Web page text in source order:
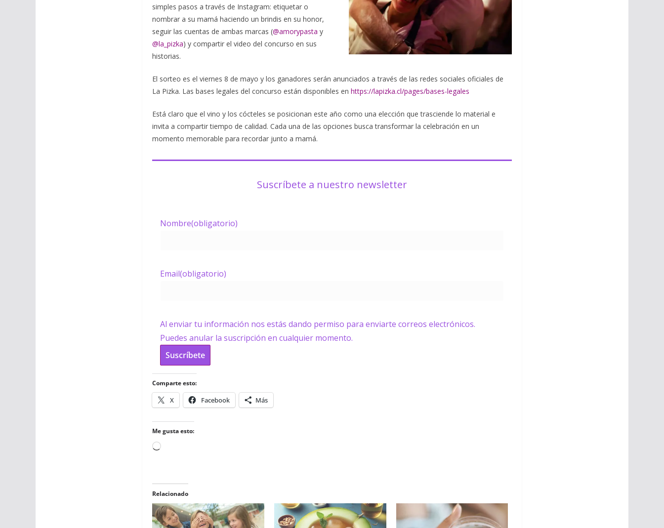
simples pasos a través de Instagram: etiquetar o
nombrar a su mamá haciendo un brindis en su honor,
seguir las cuentas de ambas marcas (@amorypasta y
@la_pizka) y compartir el video del concurso en sus
historias.
El sorteo es el viernes 8 de mayo y los ganadores serán anunciados a través de las redes sociales oficiales de
La Pizka. Las bases legales del concurso están disponibles en https://lapizka.cl/pages/bases-legales
Está claro que el vino y los cócteles se posicionan este año como una elección que trasciende lo material e
invita a compartir tiempo de calidad. Cada una de las opciones busca transformar la celebración en un
momento memorable para recordar junto a mamá.
Suscríbete a nuestro newsletter
Nombre(obligatorio)
Email(obligatorio)
Al enviar tu información nos estás dando permiso para enviarte correos electrónicos.
Puedes anular la suscripción en cualquier momento.
Suscríbete
Comparte esto:
X Facebook Más
Me gusta esto:
Cargando...
Relacionado